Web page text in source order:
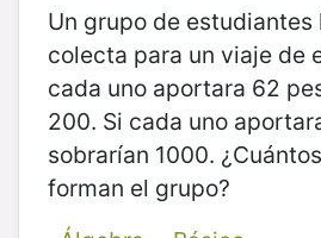
Un grupo de estudiantes
colecta para un viaje de
cada uno aportara 62
200. Si cada uno
sobrarían 1000.
forman el grupo?